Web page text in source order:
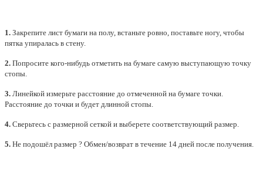
1. Закрепите лист бумаги на полу, встаньте ровно, поставьте ногу, чтобы
пятка упиралась в стену.
2. Попросите кого-нибудь отметить на бумаге самую выступающую точку
стопы.
3. Линейкой измерьте расстояние до отмеченной на бумаге точки.
Расстояние до точки и будет длинной стопы.
4. Сверьтесь с размерной сеткой и выберете соответствующий размер.
5. Не подошёл размер ? Обмен/возврат в течение 14 дней после получения.